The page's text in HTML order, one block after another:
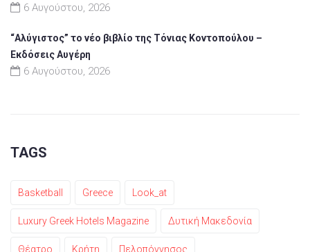
6 Αυγούστου, 2026
“Αλύγιστος” το νέο βιβλίο της Τόνιας Κοντοπούλου –
Εκδόσεις Αυγέρη
6 Αυγούστου, 2026
TAGS
Basketball Greece Look_at
Luxury Greek Hotels Magazine Δυτική Μακεδονία
Θέατρο Κρήτη Πελοπόννησος